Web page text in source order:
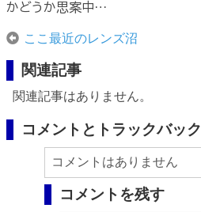
かどうか思案中…
ここ最近のレンズ沼
関連記事
関連記事はありません。
コメントとトラックバック
コメントはありません
コメントを残す